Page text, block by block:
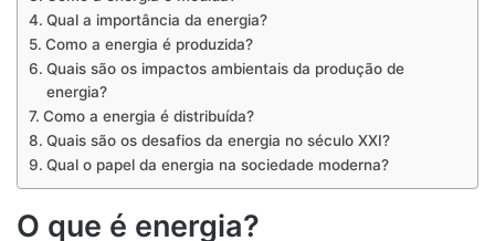
Qual a importância da energia?
Como a energia é produzida?
Quais são os impactos ambientais da produção de
energia?
Como a energia é distribuída?
Quais são os desafios da energia no século XXI?
Qual o papel da energia na sociedade moderna?
O que é energia?